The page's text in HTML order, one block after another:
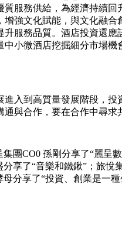
服務供給，為經濟持續
強文化賦能，與文化融
服務品質。酒店投資還
小微酒店挖掘細分市場
入到高質量發展階段，
與合作，要在合作中尋求
團CO0 孫剛分享了“麗
享了“音樂和鐵鍬”；旅
分享了“投資、創業是一種